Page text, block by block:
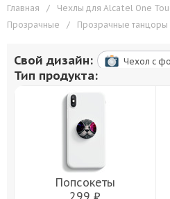
Главная / Чехлы для Alcatel One
Прозрачные
/ Прозрачные танцоры
Свой дизайн: Чехол c
Тип продукта:
Попсокеты
299 ₽